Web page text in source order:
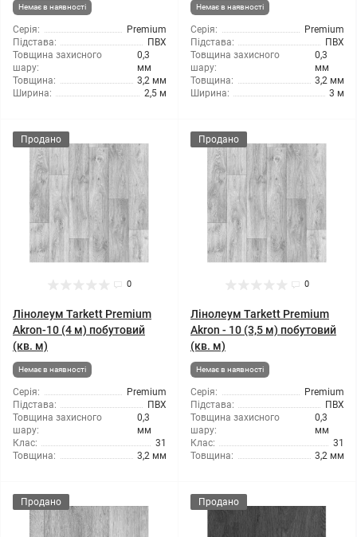
Немає в наявності
Серія:
Premium
Підстава:
ПВХ
Товщина захисного
шару:
0,3
мм
Товщина:
3,2 мм
Ширина:
2,5 м
Немає в наявності
Серія:
Premium
Підстава:
ПВХ
Товщина захисного
шару:
0,3
мм
Товщина:
3,2 мм
Ширина:
3 м
Продано
0
Лінолеум Tarkett Premium
Akron-10 (4 м) побутовий
(кв. м)
Немає в наявності
Серія:
Premium
Підстава:
ПВХ
Товщина захисного
шару:
0,3
мм
Клас:
31
Товщина:
3,2 мм
Продано
0
Лінолеум Tarkett Premium
Akron - 10 (3,5 м) побутовий
(кв. м)
Немає в наявності
Серія:
Premium
Підстава:
ПВХ
Товщина захисного
шару:
0,3
мм
Клас:
31
Товщина:
3,2 мм
Продано Продано